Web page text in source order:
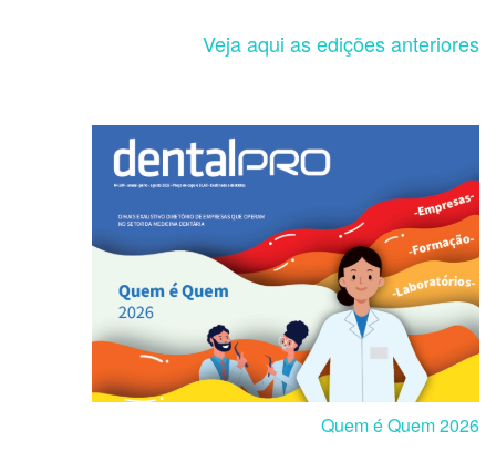
Veja aqui as edições anteriores
Quem é Quem 2026